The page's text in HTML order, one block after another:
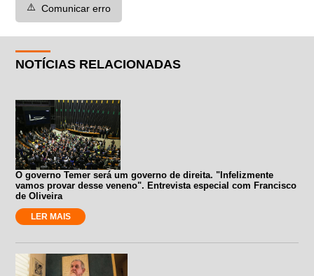
⚠️ Comunicar erro
NOTÍCIAS RELACIONADAS
O governo Temer será um governo de direita. "Infelizmente
vamos provar desse veneno". Entrevista especial com Francisco
de Oliveira
LER MAIS